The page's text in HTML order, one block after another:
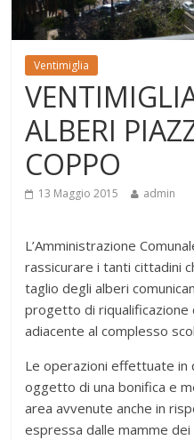
Ventimiglia
ALBERI
COPPO
13 Maggio 2015 admin
L’Amministrazione
rassicurare i tanti cittadini
taglio degli alberi
progetto di riqualificazione
adiacente al complesso
Le operazioni effettuate
oggetto di una bonifica e
area avvenute anche in
espressa dalle mamme